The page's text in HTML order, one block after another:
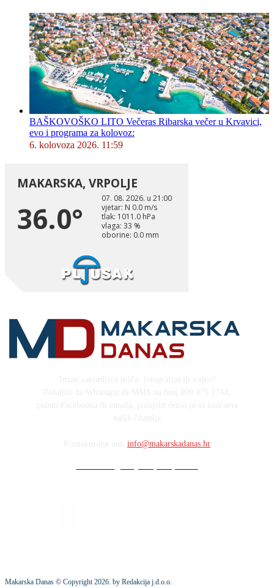
BAŠKOVOŠKO LITO Večeras Ribarska večer u Krvavici,
evo i programa za kolovoz:
6. kolovoza 2026. 11:59
info@makarskadanas.hr
Makarska Danas © Copyright2026. by Redakcija j.d.o.o.